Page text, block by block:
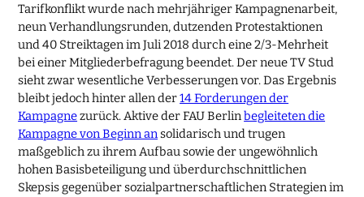
Tarifkonflikt wurde nach mehrjähriger Kampagnenarbeit,
neun Verhandlungsrunden, dutzenden Protestaktionen
und 40 Streiktagen im Juli 2018 durch eine 2/3-Mehrheit
bei einer Mitgliederbefragung beendet. Der neue TV Stud
sieht zwar wesentliche Verbesserungen vor. Das Ergebnis
bleibt jedoch hinter allen der14 Forderungen der
Kampagnezurück. Aktive der FAU Berlinbegleiteten die
Kampagne von Beginn ansolidarisch und trugen
maßgeblich zu ihrem Aufbau sowie der ungewöhnlich
hohen Basisbeteiligung und überdurchschnittlichen
Skepsis gegenüber sozialpartnerschaftlichen Strategien im